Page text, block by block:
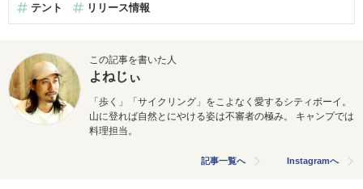
テント リリース情報
この記事を書いた人
よねじぃ
「歩く」「サイクリング」をこよなく愛するシティボーイ。
山に登れば自然とにやける姿は不審者の極み。 キャンプでは
料理担当。
記事一覧へ Instagramへ